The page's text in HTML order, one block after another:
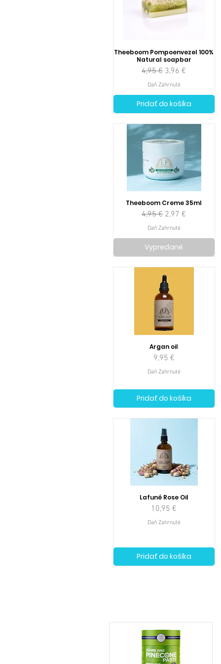
Theeboom Pompoenvezel 100%
Natural soapbar
Normálna cena
4,95 € Zľavnená cena
3,96 €
Daň Zahrnuté
Pridať do košíka
Theeboom Creme 35ml
Normálna cena
4,95 € Zľavnená cena
2,97 €
Daň Zahrnuté
Vypredané
Argan oil
Cena
9,95 €
Daň Zahrnuté
Pridať do košíka
Lafuné Rose Oil
Cena
10,95 €
Daň Zahrnuté
Pridať do košíka